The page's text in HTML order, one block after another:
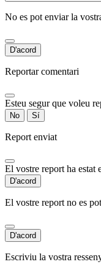
No es pot enviar la
D'acord
Reportar comentari
Esteu segur que voleu
No Sí
Report enviat
El vostre report ha estat
D'acord
El vostre report no es
D'acord
Escriviu la vostra